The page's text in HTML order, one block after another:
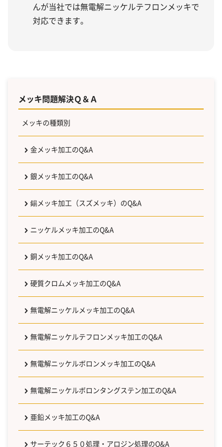
んが当社では無電解ニッケルテフロンメッキで
対応できます。
メッキ問題解決Ｑ＆Ａ
メッキの種類別
金メッキ加工のQ&A
銀メッキ加工のQ&A
錫メッキ加工（スズメッキ）のQ&A
ニッケルメッキ加工のQ&A
銅メッキ加工のQ&A
硬質クロムメッキ加工のQ&A
無電解ニッケルメッキ加工のQ&A
無電解ニッケルテフロンメッキ加工のQ&A
無電解ニッケルボロンメッキ加工のQ&A
無電解ニッケルボロンタングステン加工のQ&A
亜鉛メッキ加工のQ&A
サーテック６５０処理・アロジン処理のQ&A